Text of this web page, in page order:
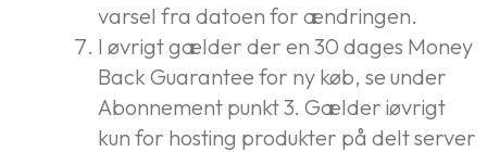
varsel fra datoen for ændringen.
I øvrigt gælder der en 30 dages Money
Back Guarantee for ny køb, se under
Abonnement punkt 3. Gælder iøvrigt
kun for hosting produkter på delt server